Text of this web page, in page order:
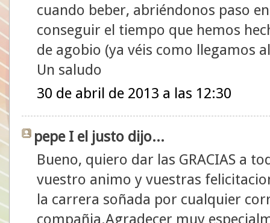
cuando beber, abriéndonos paso
conseguir el tiempo que hemos
de agobio (ya véis como llegamos
Un saludo
30 de abril de 2013 a las 12:30
pepe I el justo dijo...
Bueno, quiero dar las GRACIAS a
vuestro animo y vuestras
la carrera soñada por cualquier
compañia.Agradecer muy